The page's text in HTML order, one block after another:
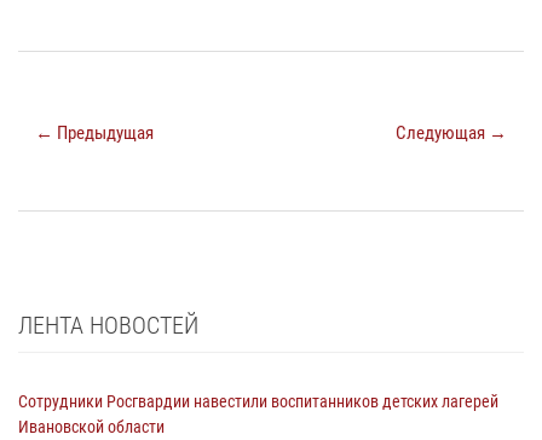
← Предыдущая Следующая →
ЛЕНТА НОВОСТЕЙ
Сотрудники Росгвардии навестили воспитанников детских лагерей
Ивановской области